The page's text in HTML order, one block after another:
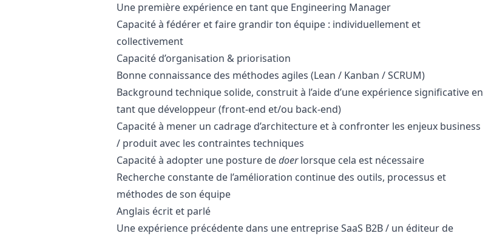
Une première expérience en tant que Engineering Manager
Capacité à fédérer et faire grandir ton équipe : individuellement et
collectivement
Capacité d’organisation & priorisation
Bonne connaissance des méthodes agiles (Lean / Kanban / SCRUM)
Background technique solide, construit à l’aide d’une expérience significative en
tant que développeur (front-end et/ou back-end)
Capacité à mener un cadrage d’architecture et à confronter les enjeux business
/ produitavec les contraintes techniques
Capacité à adopter une posture dedoerlorsque cela est nécessaire
Recherche constante de l’amélioration continue des outils, processus et
méthodes de son équipe
Anglais écrit et parlé
Une expérience précédente dans une entrepriseSaaS B2B/ un éditeur de